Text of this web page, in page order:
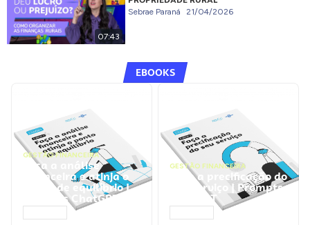
07:43
Sebrae Paraná 21/04/2026
EBOOKS
GESTÃO FINANCEIRA
Faça a análise
financeira e atinja o
ponto de equilíbrio |
Prompts ChatGPT
GESTÃO FINANCEIRA
Faça a precificação do
seu serviço | Prompts
ChatGPT